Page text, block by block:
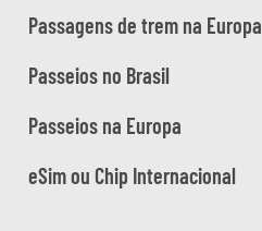
Passagens de trem na Europa
Passeios no Brasil
Passeios na Europa
eSim ou Chip Internacional